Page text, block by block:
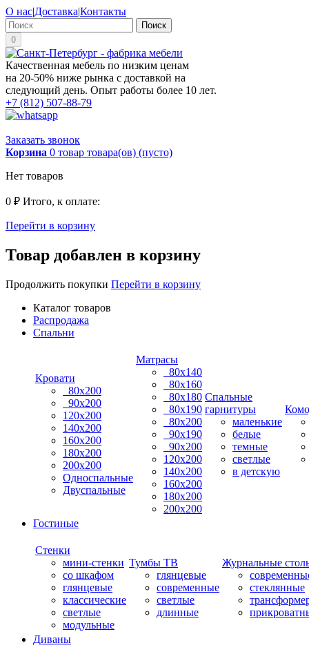
О нас|Доставка|Контакты
Поиск
0
Качественная мебель по низким ценам
на 20-50% ниже рынка с доставкой на
следующий день. Опыт работы более 10 лет.
+7 (812) 507-88-79
Заказать звонок
Корзина 0 товар товара(ов) (пусто)
Нет товаров
0 ₽ Итого, к оплате:
Перейти в корзину
Товар добавлен в корзину
Продолжить покупки Перейти в корзину
Каталог товаров
Распродажа
Спальни
Кровати
80х200
90х200
120х200
140х200
160х200
180х200
200х200
Односпальные
Двуспальные
Матрасы
80х140
80х160
80х180
80х190
80х200
90х190
90х200
120х200
140х200
160х200
180х200
200х200
Спальные
гарнитуры
маленькие
белые
темные
светлые
в детскую
Гостиные
Стенки
мини-стенки
со шкафом
глянцевые
классические
светлые
модульные
Тумбы ТВ
глянцевые
современные
светлые
длинные
Журнальные
стеклянные
Диваны